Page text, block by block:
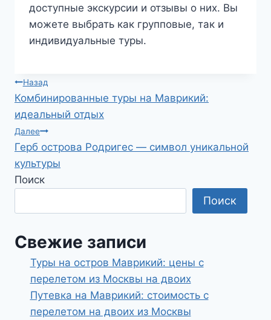
доступные экскурсии и отзывы о них. Вы
можете выбрать как групповые, так и
индивидуальные туры.
Навигация
по
записям
Назад
Комбинированные туры на Маврикий:
идеальный отдых
Далее
Герб острова Родригес — символ уникальной
культуры
Поиск
Поиск
Свежие записи
Туры на остров Маврикий: цены с
перелетом из Москвы на двоих
Путевка на Маврикий: стоимость с
перелетом на двоих из Москвы